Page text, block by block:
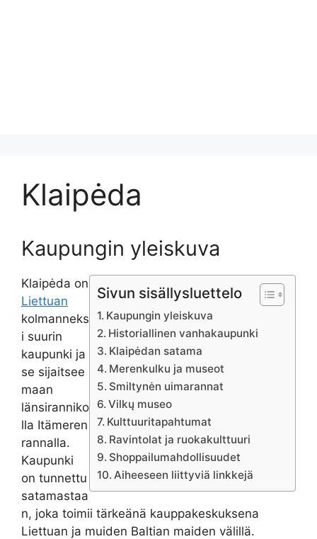
Klaipėda
Kaupungin yleiskuva
Sivun sisällysluettelo
Kaupungin yleiskuva
Historiallinen vanhakaupunki
Klaipėdan satama
Merenkulku ja museot
Smiltynėn uimarannat
Vilkų museo
Kulttuuritapahtumat
Ravintolat ja ruokakulttuuri
Shoppailumahdollisuudet
Aiheeseen liittyviä linkkejä
Klaipėda on
Liettuan
kolmanneks
i suurin
kaupunki ja
se sijaitsee
maan
länsiranniko
lla Itämeren
rannalla.
Kaupunki
on tunnettu
satamastaa
n, joka toimii tärkeänä kauppakeskuksena
Liettuan ja muiden Baltian maiden välillä.